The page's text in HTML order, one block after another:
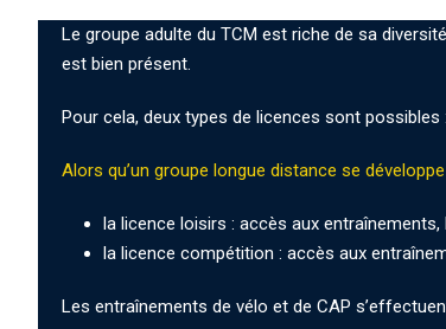
Le groupe adulte du TCM est riche de sa
est bien présent.
Pour cela, deux types de licences sont possibles :
Alors qu’un groupe longue distance se
la licence loisirs : accès aux
la licence compétition : accès aux
Les entraînements de vélo et de CAP